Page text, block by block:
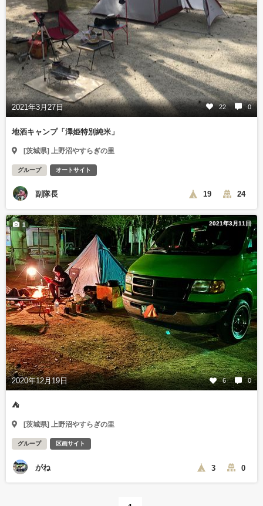
2021年3月27日 22 0
地酒キャンプ「澤姫特別純米」
[茨城県] 上野沼やすらぎの里
グループ オートサイト
副隊長 19 24
2021年3月11日
2020年12月19日 6 0
1
⛺️
[茨城県] 上野沼やすらぎの里
グループ 区画サイト
がね 3 0